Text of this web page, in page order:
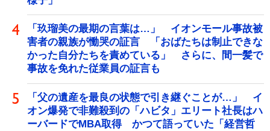
「玖瑠美の最期の言葉は…」 イオンモール事故被
害者の親族が慟哭の証言 「おばたちは制止できな
かった自分たちを責めている」 さらに、間一髪で
事故を免れた従業員の証言も
「父の遺産を最良の状態で引き継ぐことが…」 イ
オン爆発で非難殺到の「ハビタ」エリート社長はハ
ーバードでMBA取得 かつて語っていた「経営哲